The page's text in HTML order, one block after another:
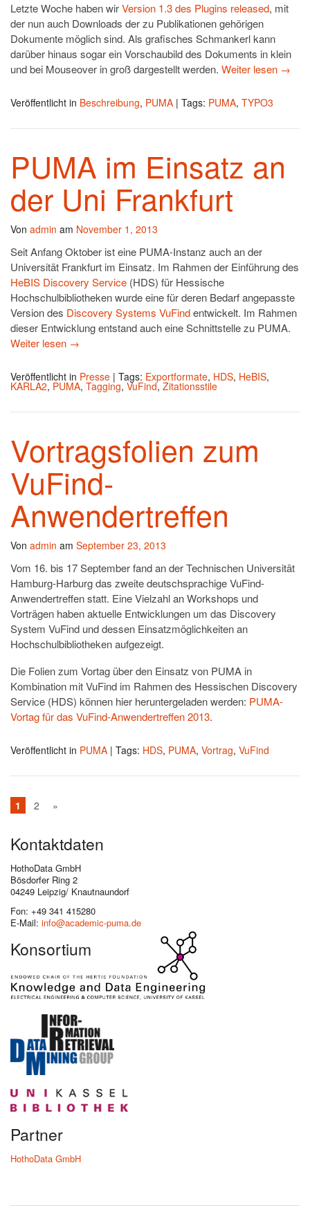
Letzte Woche haben wirVersion 1.3 des Plugins released, mit
der nun auch Downloads der zu Publikationen gehörigen
Dokumente möglich sind. Als grafisches Schmankerl kann
darüber hinaus sogar ein Vorschaubild des Dokuments in klein
und bei Mouseover in groß dargestellt werden. Weiter lesen →
Veröffentlicht in Beschreibung, PUMA | Tags: PUMA, TYPO3
PUMA im Einsatz an
der Uni Frankfurt
Von admin am November 1, 2013
Seit Anfang Oktober ist eine PUMA-Instanz auch an der
Universität Frankfurt im Einsatz. Im Rahmen der Einführung des
HeBIS Discovery Service (HDS) für Hessische
Hochschulbibliotheken wurde eine für deren Bedarf angepasste
Version des Discovery Systems VuFindentwickelt. Im Rahmen
dieser Entwicklung entstand auch eine Schnittstelle zu PUMA.
Weiter lesen →
Veröffentlicht in Presse | Tags: Exportformate, HDS, HeBIS,
KARLA2, PUMA, Tagging, VuFind, Zitationsstile
Vortragsfolien zum
VuFind-
Anwendertreffen
Von admin am September 23, 2013
Vom 16. bis 17 September fand an der Technischen Universität
Hamburg-Harburg das zweite deutschsprachige VuFind-
Anwendertreffen statt. Eine Vielzahl an Workshops und
Vorträgen haben aktuelle Entwicklungen um das Discovery
System VuFind und dessen Einsatzmöglichkeiten an
Hochschulbibliotheken aufgezeigt.
Die Folien zum Vortag über den Einsatz von PUMA in
Kombination mit VuFind im Rahmen des Hessischen Discovery
Service (HDS) können hier heruntergeladen werden: PUMA-
Vortag für das VuFind-Anwendertreffen 2013.
Veröffentlicht in PUMA | Tags: HDS, PUMA, Vortrag, VuFind
1 2 »
Kontaktdaten
HothoData GmbH
Bösdorfer Ring 2
04249 Leipzig/ Knautnaundorf
Fon: +49 341 415280
E-Mail: info@academic-puma.de
Konsortium
Partner
HothoData GmbH